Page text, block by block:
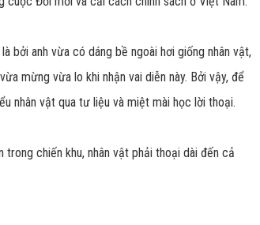
bởi anh vừa có dáng bề ngoài hơi giống nhân vật,
mừng vừa lo khi nhận vai diễn này. Bởi vậy, để
nhân vật qua tư liệu và miệt mài học lời thoại.
chiến khu, nhân vật phải thoại dài đến cả